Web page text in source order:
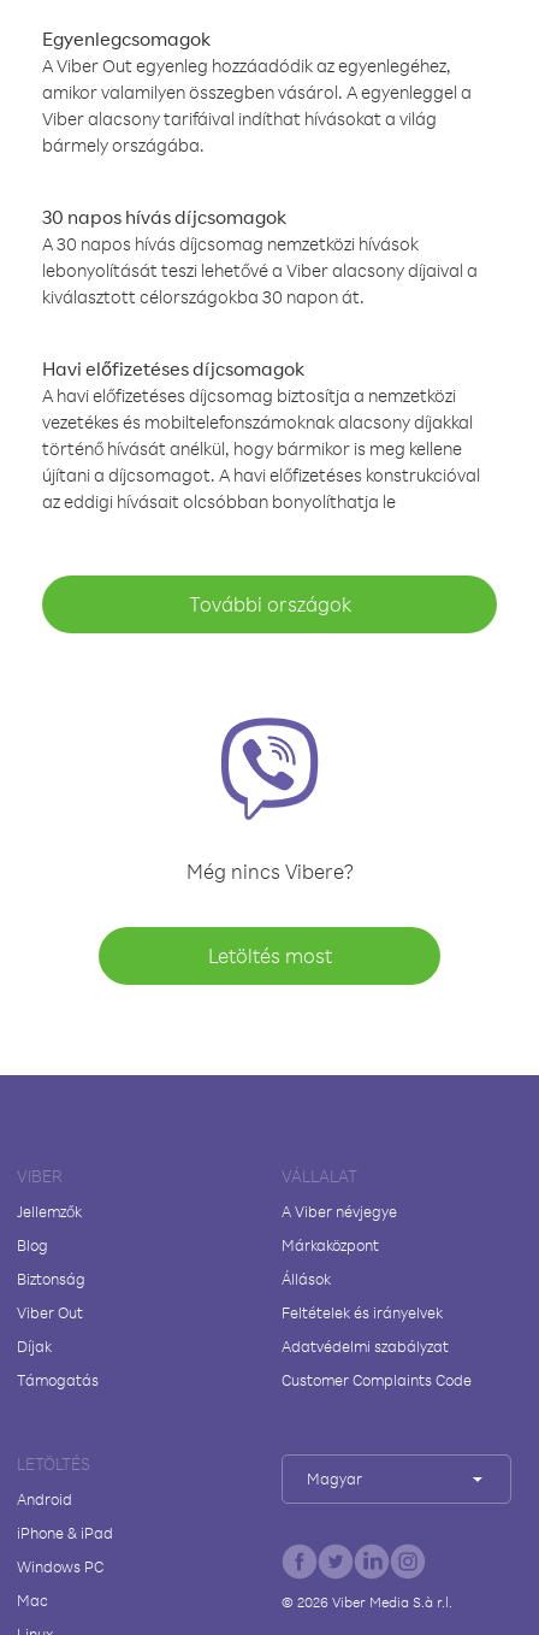
Egyenlegcsomagok
A Viber Out egyenleg hozzáadódik az egyenlegéhez,
amikor valamilyen összegben vásárol. A egyenleggel a
Viber alacsony tarifáival indíthat hívásokat a világ
bármely országába.
30 napos hívás díjcsomagok
A 30 napos hívás díjcsomag nemzetközi hívások
lebonyolítását teszi lehetővé a Viber alacsony díjaival a
kiválasztott célországokba 30 napon át.
Havi előfizetéses díjcsomagok
A havi előfizetéses díjcsomag biztosítja a nemzetközi
vezetékes és mobiltelefonszámoknak alacsony díjakkal
történő hívását anélkül, hogy bármikor is meg kellene
újítani a díjcsomagot. A havi előfizetéses konstrukcióval
az eddigi hívásait olcsóbban bonyolíthatja le
További országok
Még nincs Vibere?
Letöltés most
VIBER
Jellemzők
Blog
Biztonság
Viber Out
Díjak
Támogatás
VÁLLALAT
A Viber névjegye
Márkaközpont
Állások
Feltételek és irányelvek
Adatvédelmi szabályzat
Customer Complaints Code
LETÖLTÉS
Android
iPhone & iPad
Windows PC
Mac
Magyar
© 2026Viber Media S.à r.l.